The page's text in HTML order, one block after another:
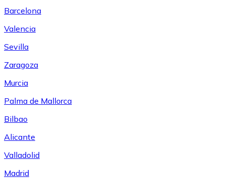
Barcelona
Valencia
Sevilla
Zaragoza
Murcia
Palma de Mallorca
Bilbao
Alicante
Valladolid
Madrid